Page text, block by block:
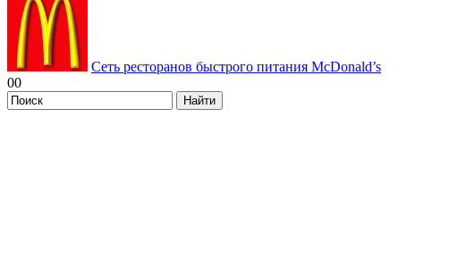
Сеть ресторанов быстрого питания McDonald’s
00